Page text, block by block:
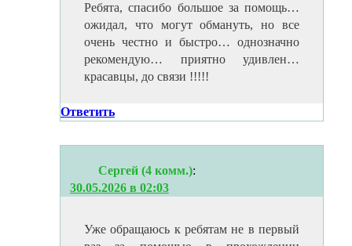
Ребята, спасибо большое за помощь…
ожидал, что могут обмануть, но все
очень честно и быстро… однозначно
рекомендую… приятно удивлен…
красавцы, до связи !!!!!
Ответить
Сергей (4 комм.):
30.05.2026 в 02:03
Уже обращаюсь к ребятам не в первый